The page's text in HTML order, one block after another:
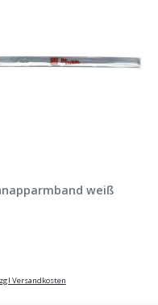
weiß
Versandkosten